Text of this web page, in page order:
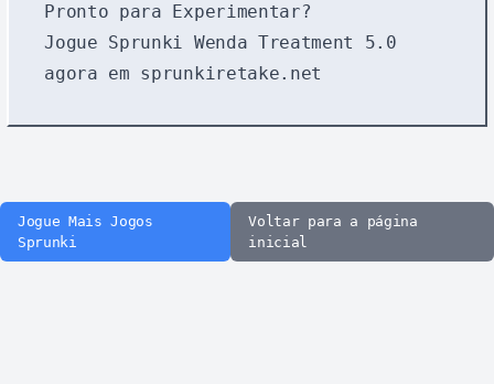
Pronto para Experimentar?
Jogue Sprunki Wenda Treatment 5.0
agora em sprunkiretake.net
Jogue Mais Jogos
Sprunki
Voltar para a página
inicial